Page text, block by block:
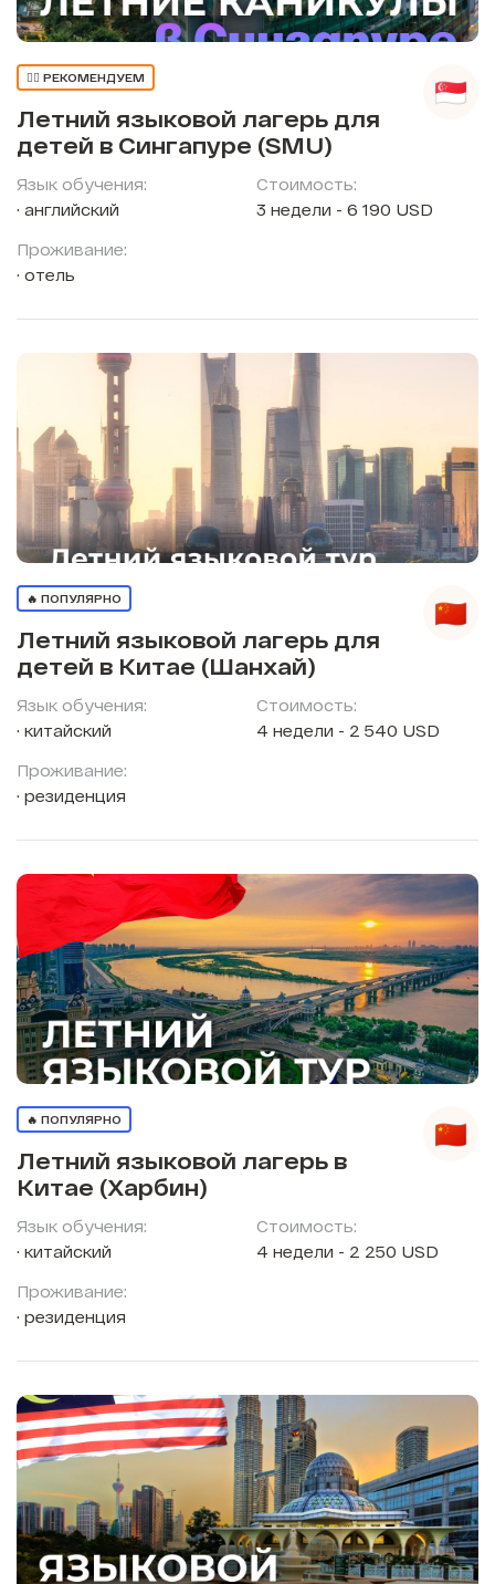
👍🏼 РЕКОМЕНДУЕМ
Летний языковой лагерь для
детей в Сингапуре (SMU)
Язык обучения:
английский
Проживание:
отель
Стоимость:
3 недели - 6 190 USD
🔥 ПОПУЛЯРНО
Летний языковой лагерь для
детей в Китае (Шанхай)
Язык обучения:
китайский
Проживание:
резиденция
Стоимость:
4 недели - 2 540 USD
🔥 ПОПУЛЯРНО
Летний языковой лагерь в
Китае (Харбин)
Язык обучения:
китайский
Проживание:
резиденция
Стоимость:
4 недели - 2 250 USD